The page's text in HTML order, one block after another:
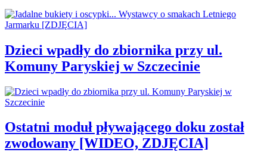
Dzieci wpadły do zbiornika przy ul.
Komuny Paryskiej w Szczecinie
Ostatni moduł pływającego doku został
zwodowany [WIDEO, ZDJĘCIA]